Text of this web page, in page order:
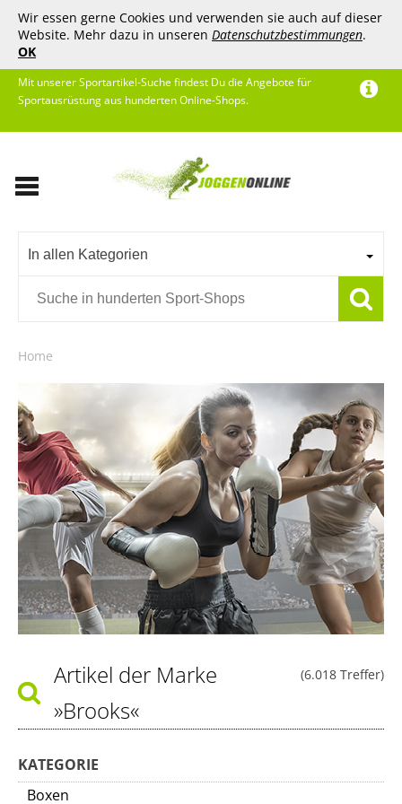
Wir essen gerne Cookies und verwenden sie auch auf dieser
Website. Mehr dazu in unseren Datenschutzbestimmungen.
OK
Mit unserer Sportartikel-Suche findest Du die Angebote für
Sportausrüstung aus hunderten Online-Shops.
In allen Kategorien
Home
(6.018 Treffer)
Artikel der Marke
»Brooks«
KATEGORIE
Boxen